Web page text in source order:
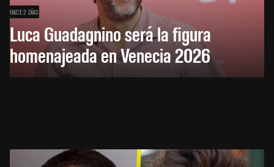
HACE 2 DÍAS
Luca Guadagnino será la figura
homenajeada en Venecia 2026